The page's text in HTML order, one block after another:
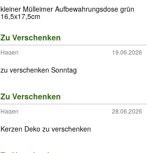
kleiner Mülleimer Aufbewahrungsdose grün
16,5x17,5cm
Zu Verschenken
Hagen 19.06.2026
zu verschenken Sonntag
Zu Verschenken
Hagen 28.06.2026
Kerzen Deko zu verschenken